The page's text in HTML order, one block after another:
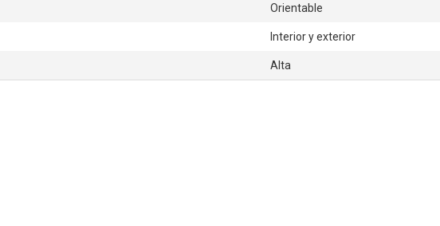
Orientable
Interior y exterior
Alta